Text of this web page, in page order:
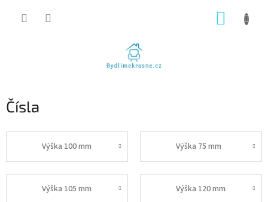
Čísla
Výška 100 mm Výška 75 mm
Výška 105 mm Výška 120 mm